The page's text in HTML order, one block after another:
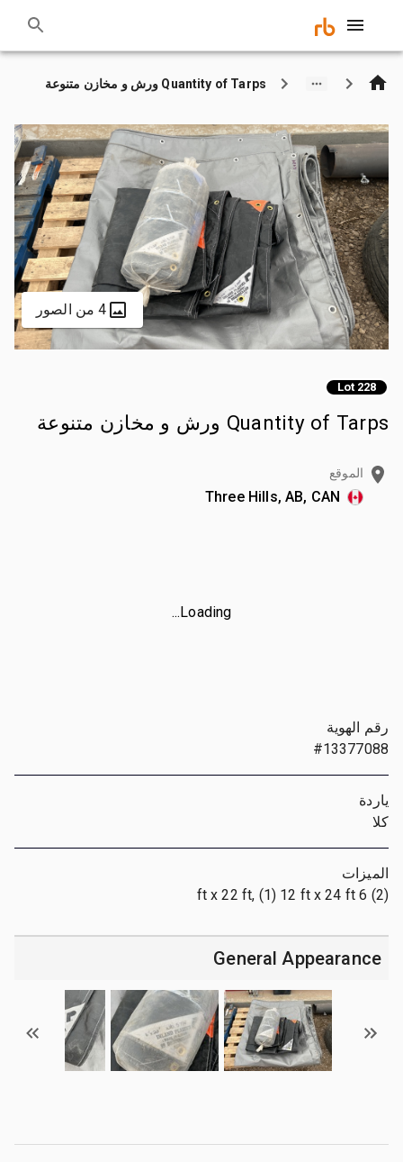
Quantity of Tarps ورش و مخازن متنوعة
4 من الصور
Lot 228
Quantity of Tarps ورش و مخازن متنوعة
الموقع
Three Hills, AB, CAN
Loading...
رقم الهوية
#13377088
ياردة
كلا
الميزات
(2) 6 ft x 22 ft, (1) 12 ft x 24 ft
General Appearance